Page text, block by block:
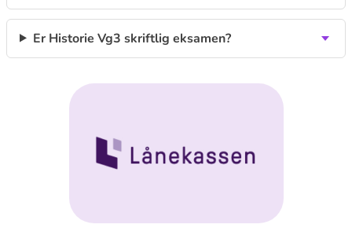
Er Historie Vg3 skriftlig eksamen?